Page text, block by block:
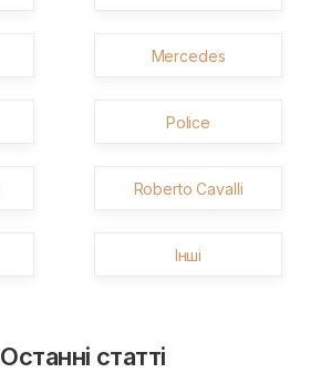
Mercedes
Police
Roberto Cavalli
Інші
Останні статті